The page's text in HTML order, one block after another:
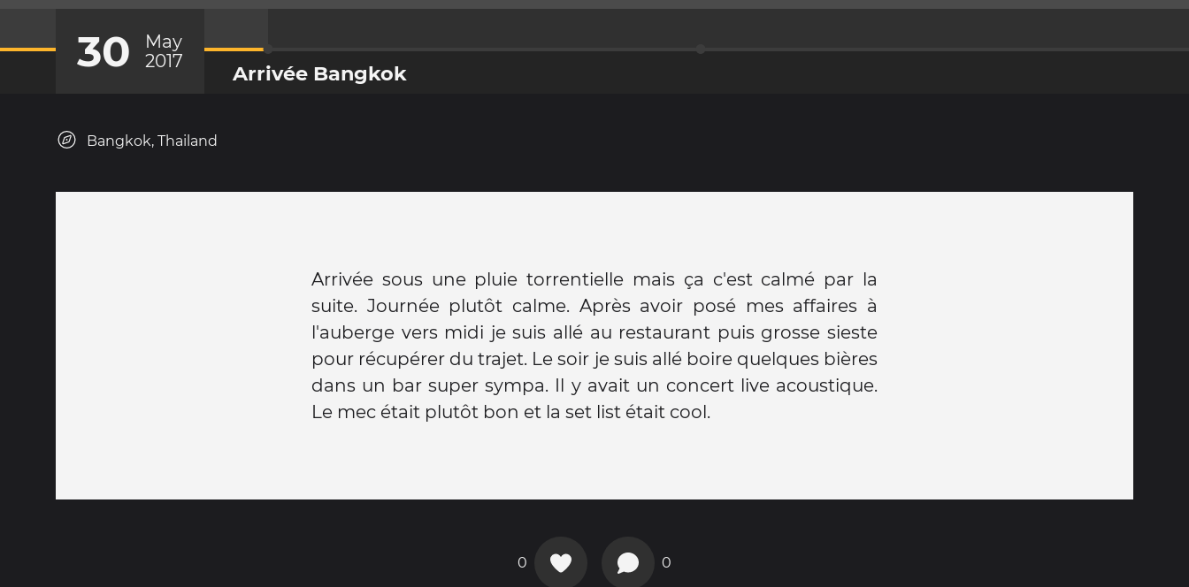
30
May
2017
Arrivée Bangkok
Bangkok, Thailand
Arrivée sous une pluie torrentielle mais ça c'est calmé par la
suite. Journée plutôt calme. Après avoir posé mes affaires à
l'auberge vers midi je suis allé au restaurant puis grosse sieste
pour récupérer du trajet. Le soir je suis allé boire quelques bières
dans un bar super sympa. Il y avait un concert live acoustique.
Le mec était plutôt bon et la set list était cool.
0 0